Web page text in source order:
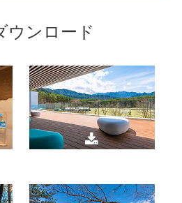
ウンロード